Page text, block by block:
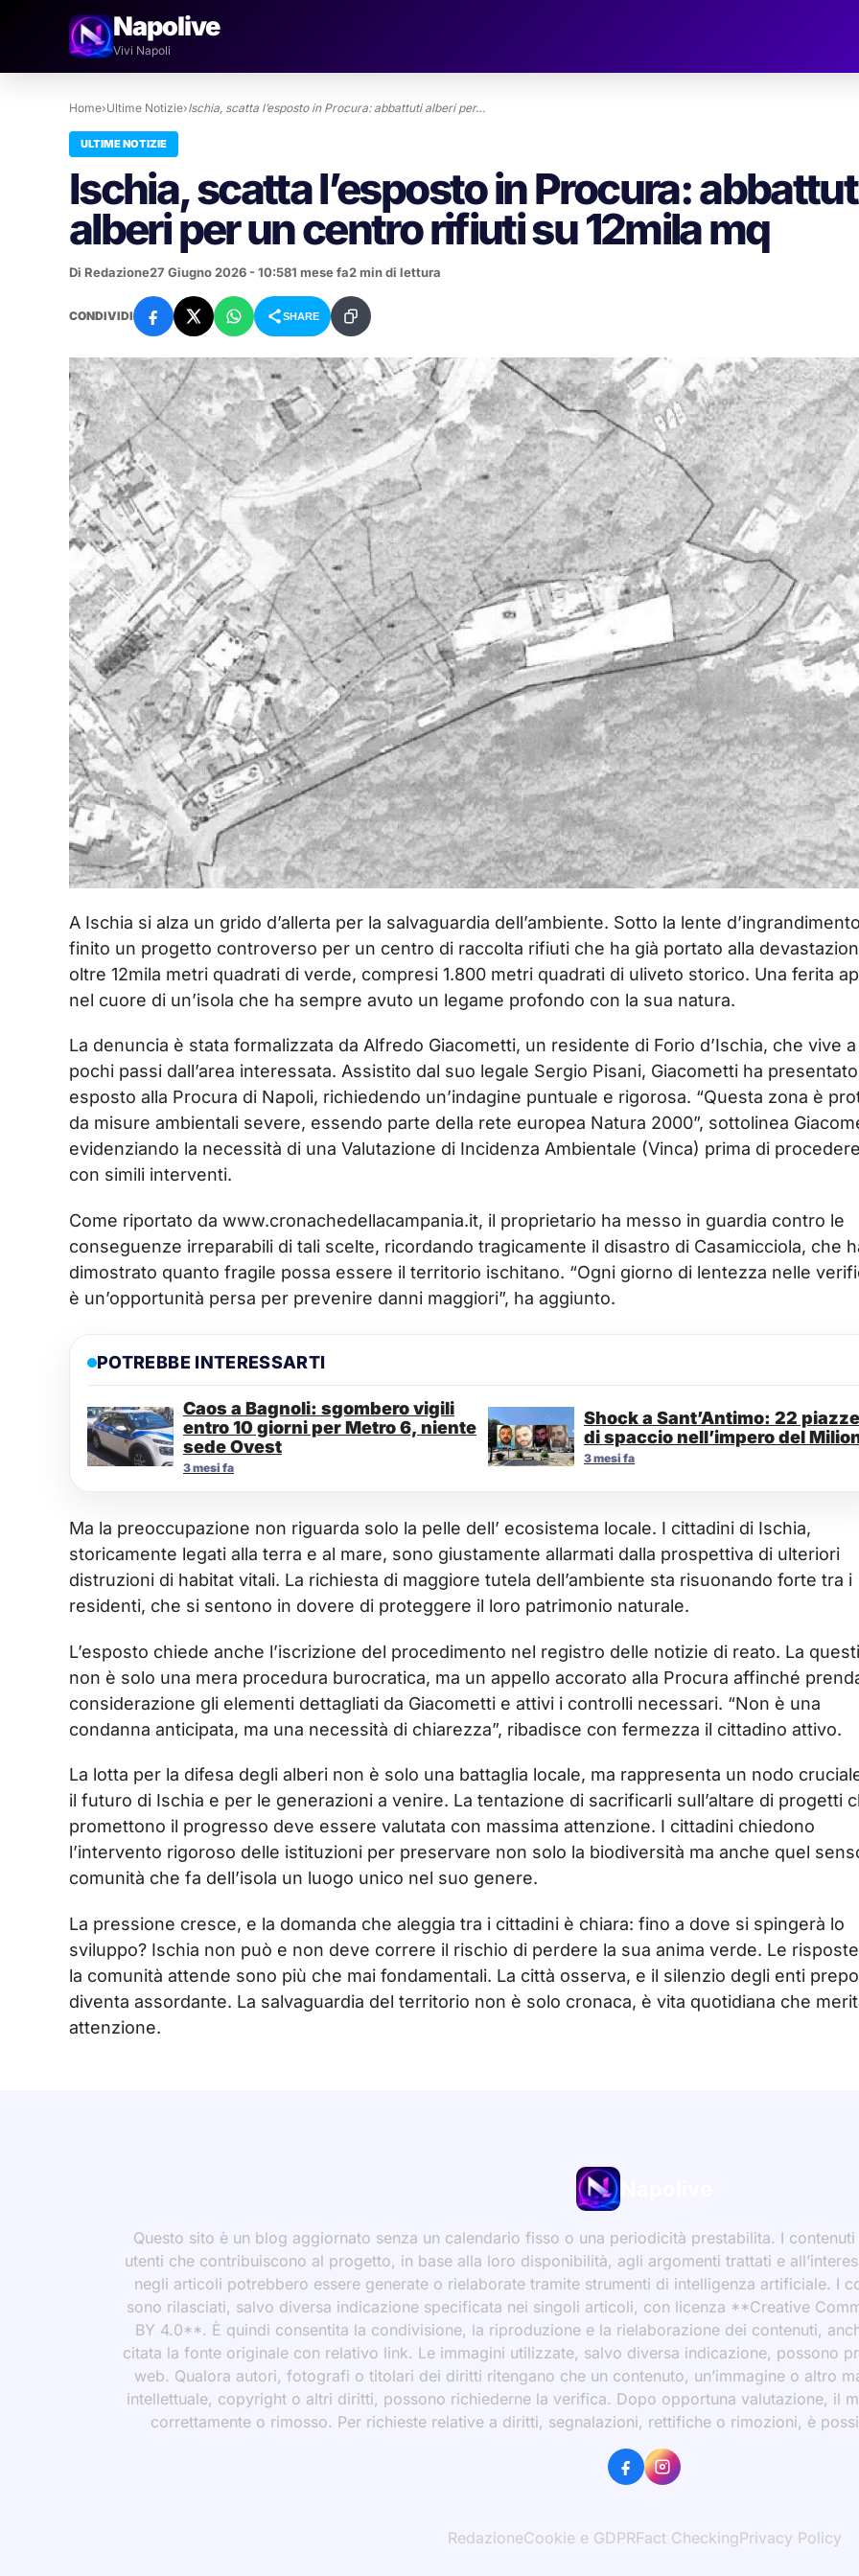
Napolive
Vivi Napoli
Home›Ultime Notizie›Ischia, scatta l’esposto in Procura: abbattuti alberi per…
ULTIME NOTIZIE
Ischia, scatta l’esposto in Procura:
alberi per un centro rifiuti su 12mila mq
Di Redazione27 Giugno 2026 - 10:581 mese fa2 min di lettura
CONDIVIDI SHARE
A Ischia si alza un grido d’allerta per la salvaguardia dell’ambiente. Sotto la lente
finito un progetto controverso per un centro di raccolta rifiuti che ha già portato alla
oltre 12mila metri quadrati di verde, compresi 1.800 metri quadrati di uliveto storico. Una ferita
nel cuore di un’isola che ha sempre avuto un legame profondo con la sua natura.
La denuncia è stata formalizzata da Alfredo Giacometti, un residente di Forio d’Ischia, che vive a
pochi passi dall’area interessata. Assistito dal suo legale Sergio Pisani, Giacometti ha
esposto alla Procura di Napoli, richiedendo un’indagine puntuale e rigorosa. “Questa zona è
da misure ambientali severe, essendo parte della rete europea Natura 2000”, sottolinea
evidenziando la necessità di una Valutazione di Incidenza Ambientale (Vinca) prima di procedere
con simili interventi.
Come riportato da www.cronachedellacampania.it, il proprietario ha messo in guardia contro le
conseguenze irreparabili di tali scelte, ricordando tragicamente il disastro di Casamicciola, che
dimostrato quanto fragile possa essere il territorio ischitano. “Ogni giorno di lentezza nelle
è un’opportunità persa per prevenire danni maggiori”, ha aggiunto.
POTREBBE INTERESSARTI
Caos a Bagnoli: sgombero vigili
entro 10 giorni per Metro 6, niente
sede Ovest
3 mesi fa
Shock a Sant’Antimo: 22 piazze
di spaccio nell’impero del
3 mesi fa
Ma la preoccupazione non riguarda solo la pelle dell’ ecosistema locale. I cittadini di Ischia,
storicamente legati alla terra e al mare, sono giustamente allarmati dalla prospettiva di ulteriori
distruzioni di habitat vitali. La richiesta di maggiore tutela dell’ambiente sta risuonando forte tra i
residenti, che si sentono in dovere di proteggere il loro patrimonio naturale.
L’esposto chiede anche l’iscrizione del procedimento nel registro delle notizie di reato. La
non è solo una mera procedura burocratica, ma un appello accorato alla Procura affinché
considerazione gli elementi dettagliati da Giacometti e attivi i controlli necessari. “Non è una
condanna anticipata, ma una necessità di chiarezza”, ribadisce con fermezza il cittadino attivo.
La lotta per la difesa degli alberi non è solo una battaglia locale, ma rappresenta un nodo
il futuro di Ischia e per le generazioni a venire. La tentazione di sacrificarli sull’altare di progetti
promettono il progresso deve essere valutata con massima attenzione. I cittadini chiedono
l’intervento rigoroso delle istituzioni per preservare non solo la biodiversità ma anche quel
comunità che fa dell’isola un luogo unico nel suo genere.
La pressione cresce, e la domanda che aleggia tra i cittadini è chiara: fino a dove si spingerà lo
sviluppo? Ischia non può e non deve correre il rischio di perdere la sua anima verde. Le
la comunità attende sono più che mai fondamentali. La città osserva, e il silenzio degli enti
diventa assordante. La salvaguardia del territorio non è solo cronaca, è vita quotidiana che
attenzione.
Questo sito è un blog aggiornato senza un calendario fisso o una periodicità prestabilita. I
utenti che contribuiscono al progetto, in base alla loro disponibilità, agli argomenti trattati e
negli articoli potrebbero essere generate o rielaborate tramite strumenti di intelligenza artificiale. I
sono rilasciati, salvo diversa indicazione specificata nei singoli articoli, con licenza **Creative
BY 4.0**. È quindi consentita la condivisione, la riproduzione e la rielaborazione dei contenuti,
citata la fonte originale con relativo link. Le immagini utilizzate, salvo diversa indicazione, possono
web. Qualora autori, fotografi o titolari dei diritti ritengano che un contenuto, un’immagine o altro
intellettuale, copyright o altri diritti, possono richiederne la verifica. Dopo opportuna valutazione, il
correttamente o rimosso. Per richieste relative a diritti, segnalazioni, rettifiche o rimozioni, è
RedazioneCookie e GDPRFact CheckingPrivacy Policy